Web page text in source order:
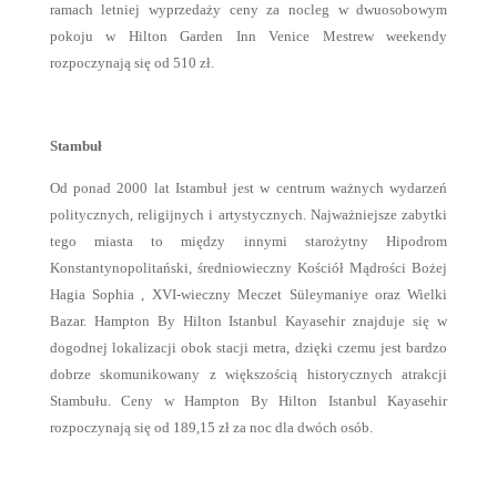
ramach letniej wyprzedaży ceny za nocleg w dwuosobowym
pokoju w Hilton Garden Inn Venice Mestrew weekendy
rozpoczynają się od 510 zł.
Stambuł
Od ponad 2000 lat Istambuł jest w centrum ważnych wydarzeń
politycznych, religijnych i artystycznych. Najważniejsze zabytki
tego miasta to między innymi starożytny Hipodrom
Konstantynopolitański, średniowieczny Kościół Mądrości Bożej
Hagia Sophia , XVI-wieczny Meczet Süleymaniye oraz Wielki
Bazar. Hampton By Hilton Istanbul Kayasehir znajduje się w
dogodnej lokalizacji obok stacji metra, dzięki czemu jest bardzo
dobrze skomunikowany z większością historycznych atrakcji
Stambułu. Ceny w Hampton By Hilton Istanbul Kayasehir
rozpoczynają się od 189,15 zł za noc dla dwóch osób.